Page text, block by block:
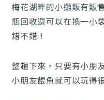
梅花湖畔的小攤販有販
瓶回收還可以在換一小
錯不錯！
整趟下來，只要有小朋
小朋友餵魚就可以玩得